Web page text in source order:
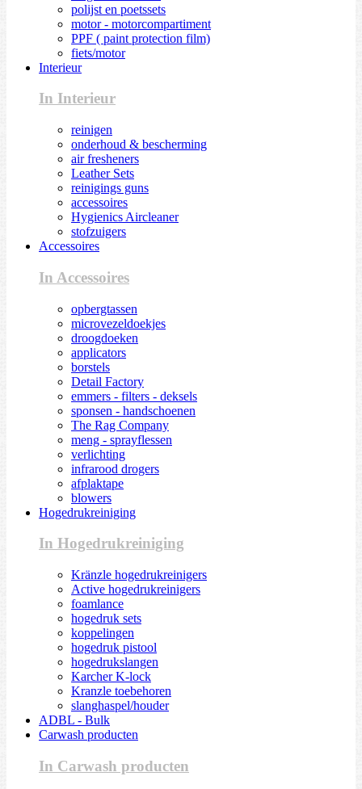
polijst en poetssets
motor - motorcompartiment
PPF ( paint protection film)
fiets/motor
Interieur
In Interieur
reinigen
onderhoud & bescherming
air fresheners
Leather Sets
reinigings guns
accessoires
Hygienics Aircleaner
stofzuigers
Accessoires
In Accessoires
opbergtassen
microvezeldoekjes
droogdoeken
applicators
borstels
Detail Factory
emmers - filters - deksels
sponsen - handschoenen
The Rag Company
meng - sprayflessen
verlichting
infrarood drogers
afplaktape
blowers
Hogedrukreiniging
In Hogedrukreiniging
Kränzle hogedrukreinigers
Active hogedrukreinigers
foamlance
hogedruk sets
koppelingen
hogedruk pistool
hogedrukslangen
Karcher K-lock
Kranzle toebehoren
slanghaspel/houder
ADBL - Bulk
Carwash producten
In Carwash producten